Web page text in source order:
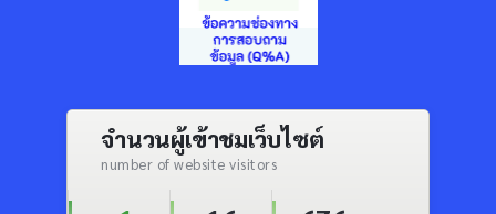
จำนวนผู้เข้าชมเว็บไซต์
number of website visitors